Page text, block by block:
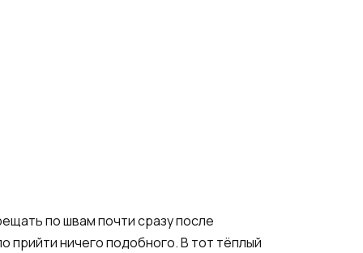
по швам почти сразу после
прийти ничего подобного. В тот тёплый